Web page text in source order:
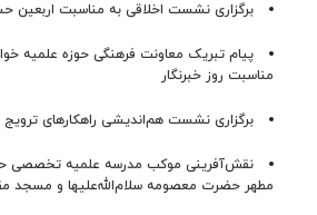
برگزاری نشست اخلاقی به مناسبت اربعین
پیام تبریک معاونت فرهنگی حوزه علمیه
مناسبت روز خبرنگار
برگزاری نشست هم‌اندیشی راهکارهای
نقش‌آفرینی موکب مدرسه علمیه تخصصی
مطهر حضرت معصومه سلام‌الله‌علیها و مسجد